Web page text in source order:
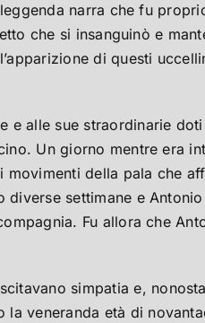
narra che fu
che si insanguinò e
di questi
alle sue straordinarie
Un giorno mentre era
della pala che
settimane e
Fu allora che
simpatia e,
veneranda età di